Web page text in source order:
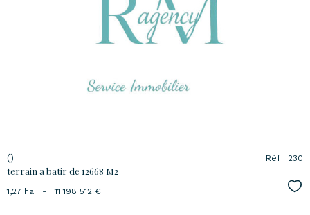
voir le
bien
()
terrain a batir de 12668 M2
Réf : 230
1,27 ha - 11 198 512 €